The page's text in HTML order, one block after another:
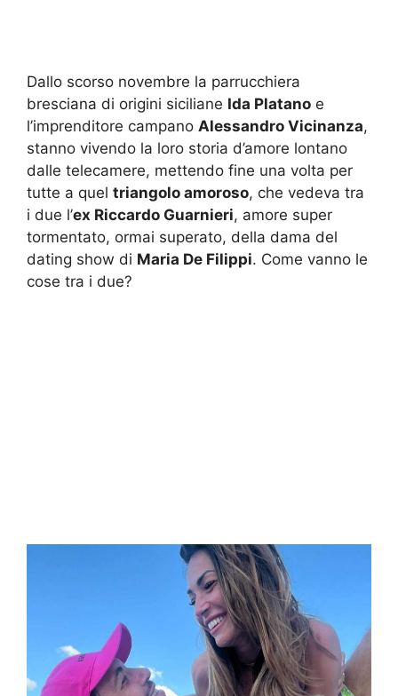
Dallo scorso novembre la parrucchiera
bresciana di origini siciliane Ida Platano e
l’imprenditore campano Alessandro Vicinanza,
stanno vivendo la loro storia d’amore lontano
dalle telecamere, mettendo fine una volta per
tutte a quel triangolo amoroso, che vedeva tra
i due l’ex Riccardo Guarnieri, amore super
tormentato, ormai superato, della dama del
dating show di Maria De Filippi. Come vanno le
cose tra i due?